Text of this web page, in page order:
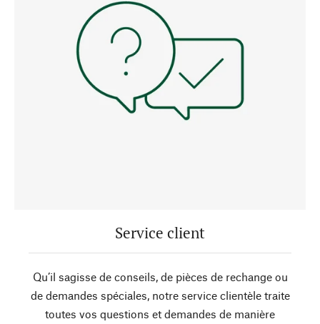
Service client
Qu’il sagisse de conseils, de pièces de rechange ou
de demandes spéciales, notre service clientèle traite
toutes vos questions et demandes de manière